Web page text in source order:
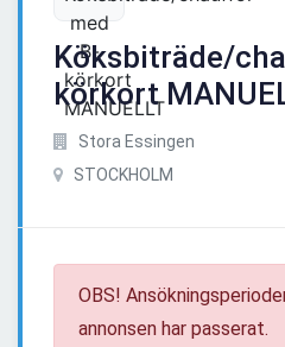
Köksbiträde/
körkort
Stora Essingen
STOCKHOLM
OBS!
annonsen har passerat.